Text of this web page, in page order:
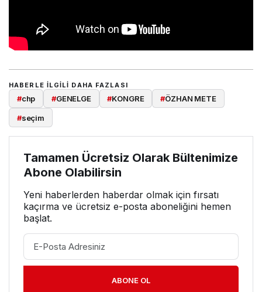
HABERLE ILGILI DAHA FAZLASI
#chp #GENELGE #KONGRE #ÖZHAN METE
#seçim
Tamamen Ücretsiz Olarak Bültenimize
Abone Olabilirsin
Yeni haberlerden haberdar olmak için fırsatı
kaçırma ve ücretsiz e-posta aboneliğini hemen
başlat.
ABONE OL